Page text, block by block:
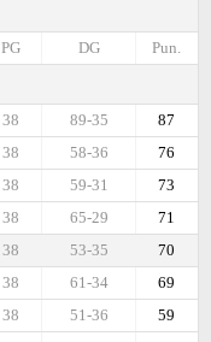
Pun.
DG
PG
87
89-35
38
76
58-36
38
73
59-31
38
71
65-29
38
70
53-35
38
69
61-34
38
59
51-36
38